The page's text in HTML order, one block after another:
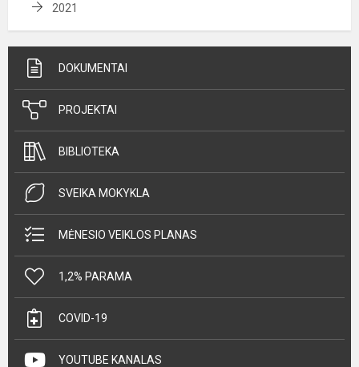
2021
DOKUMENTAI
PROJEKTAI
BIBLIOTEKA
SVEIKA MOKYKLA
MĖNESIO VEIKLOS PLANAS
1,2% PARAMA
COVID-19
YOUTUBE KANALAS